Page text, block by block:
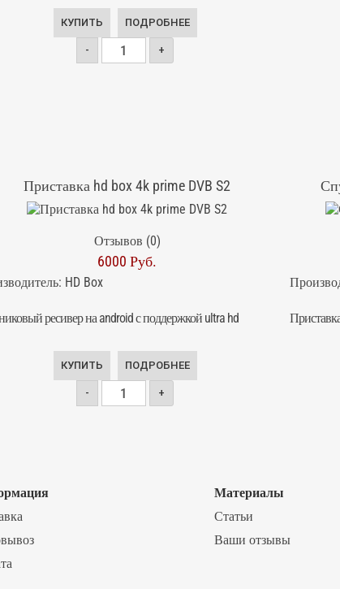
КУПИТЬ ПОДРОБНЕЕ
- +
Приставка hd box 4k prime DVB S2
Отзывов (0)
6000 Руб.
HD Box
ресивер на android с поддержкой ultra hd
КУПИТЬ ПОДРОБНЕЕ
- +
Материалы
Статьи
Ваши отзывы